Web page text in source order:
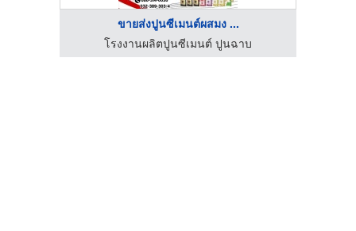
ขายส่งปูนซีเมนต์ผสมง ...
โรงงานผลิตปูนซีเมนต์ ปูนฉาบ